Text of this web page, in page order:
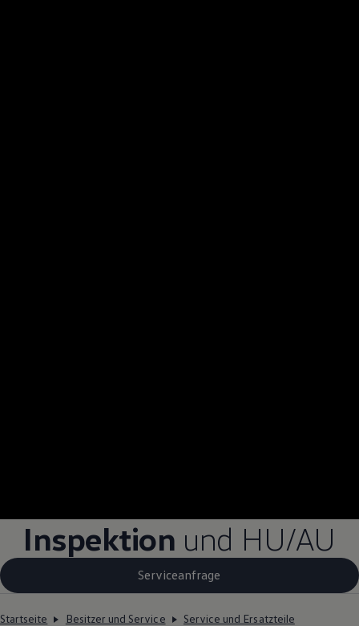
Inspektion und HU/AU
Serviceanfrage
Startseite Besitzer und Service
Service und Ersatzteile